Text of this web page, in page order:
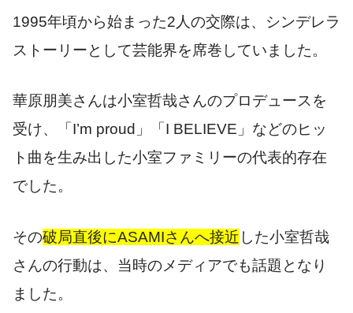
1995年頃から始まった2人の交際は、シンデレラ
ストーリーとして芸能界を席巻していました。
華原朋美さんは小室哲哉さんのプロデュースを
受け、「I’m proud」「I BELIEVE」などのヒッ
ト曲を生み出した小室ファミリーの代表的存在
でした。
その破局直後にASAMIさんへ接近 した小室哲哉
さんの行動は、当時のメディアでも話題となり
ました。